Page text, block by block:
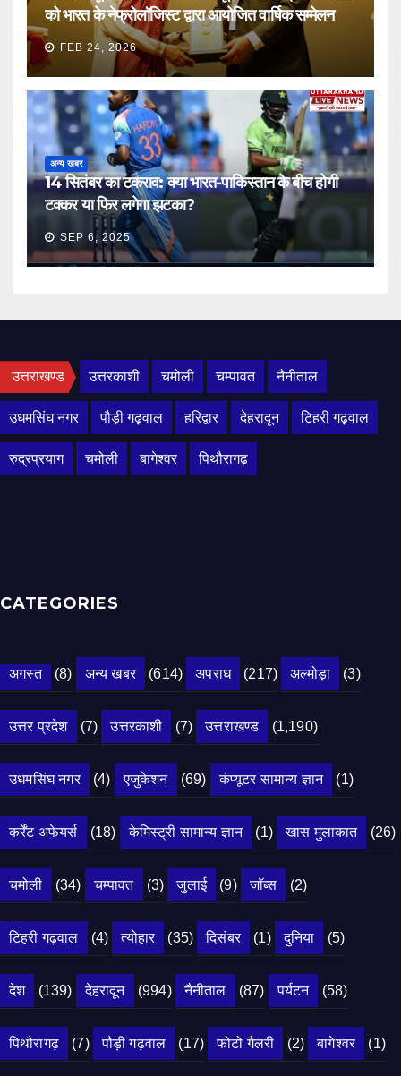
को भारत के नेफ्रोलॉजिस्ट द्वारा आयोजित वार्षिक सम्मेलन
FEB 24, 2026
अन्य खबर
14 सितंबर का टकराव: क्या भारत-पाकिस्तान के बीच होगी
टक्कर या फिर लगेगा झटका?
SEP 6, 2025
उत्तराखण्ड उत्तरकाशी चमोली चम्पावत नैनीताल
उधमसिंघ नगर पौड़ी गढ़वाल हरिद्वार देहरादून टिहरी गढ़वाल
रुद्रप्रयाग चमोली बागेश्वर पिथौरागढ़
CATEGORIES
अगस्त (8) अन्य खबर (614) अपराध (217) अल्मोड़ा (3)
उत्तर प्रदेश (7) उत्तरकाशी (7) उत्तराखण्ड (1,190)
उधमसिंघ नगर (4) एजुकेशन (69) कंप्यूटर सामान्य ज्ञान (1)
कर्रेंट अफेयर्स (18) केमिस्ट्री सामान्य ज्ञान (1) खास मुलाकात (26)
चमोली (34) चम्पावत (3) जुलाई (9) जॉब्स (2)
टिहरी गढ़वाल (4) त्योहार (35) दिसंबर (1) दुनिया (5)
देश (139) देहरादून (994) नैनीताल (87) पर्यटन (58)
पिथौरागढ़ (7) पौड़ी गढ़वाल (17) फोटो गैलरी (2) बागेश्वर (1)